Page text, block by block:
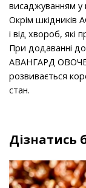
висаджуванням у
Окрім шкідників
і від хвороб, які
При додаванні
АВАНГАРД
розвивається
стан.
Дізнатись